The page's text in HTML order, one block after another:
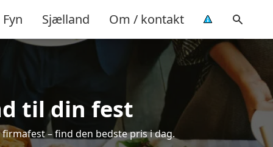
Fyn Sjælland Om / kontakt
til din fest
– find den bedste pris i dag.